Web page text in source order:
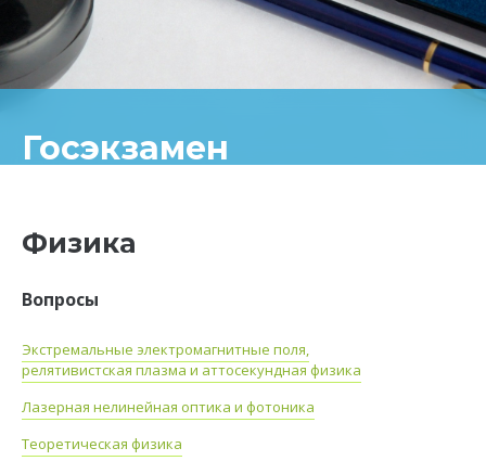
Госэкзамен
Физика
Вопросы
Экстремальные электромагнитные поля,
релятивистская плазма и аттосекундная физика
Лазерная нелинейная оптика и фотоника
Теоретическая физика